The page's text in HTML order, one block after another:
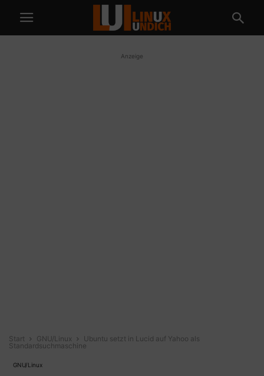
Anzeige
Start GNU/Linux
Ubuntu setzt in Lucid auf Yahoo als
Standardsuchmaschine
GNU/Linux